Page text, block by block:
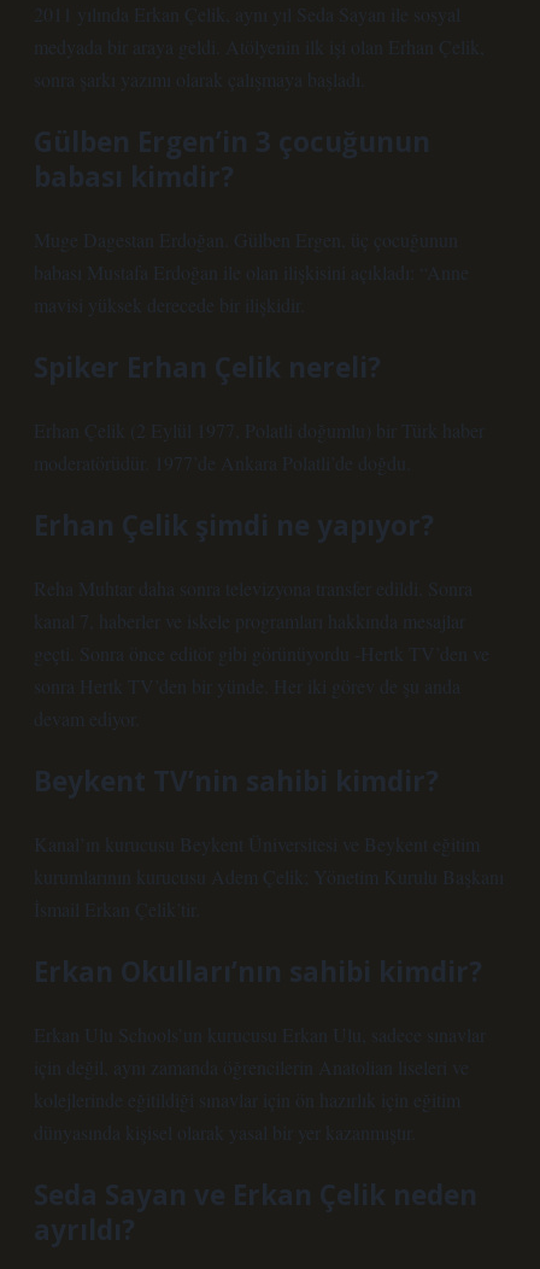
2011 yılında Erkan Çelik, aynı yıl Seda Sayan ile sosyal
medyada bir araya geldi. Atölyenin ilk işi olan Erhan Çelik,
sonra şarkı yazımı olarak çalışmaya başladı.
Gülben Ergen’in 3 çocuğunun
babası kimdir?
Muge Dagestan Erdoğan. Gülben Ergen, üç çocuğunun
babası Mustafa Erdoğan ile olan ilişkisini açıkladı: “Anne
mavisi yüksek derecede bir ilişkidir.
Spiker Erhan Çelik nereli?
Erhan Çelik (2 Eylül 1977, Polatli doğumlu) bir Türk haber
moderatörüdür. 1977’de Ankara Polatli’de doğdu.
Erhan Çelik şimdi ne yapıyor?
Reha Muhtar daha sonra televizyona transfer edildi. Sonra
kanal 7, haberler ve iskele programları hakkında mesajlar
geçti. Sonra önce editör gibi görünüyordu -Hertk TV’den ve
sonra Hertk TV’den bir yünde. Her iki görev de şu anda
devam ediyor.
Beykent TV’nin sahibi kimdir?
Kanal’ın kurucusu Beykent Üniversitesi ve Beykent eğitim
kurumlarının kurucusu Adem Çelik; Yönetim Kurulu Başkanı
İsmail Erkan Çelik’tir.
Erkan Okulları’nın sahibi kimdir?
Erkan Ulu Schools’un kurucusu Erkan Ulu, sadece sınavlar
için değil, aynı zamanda öğrencilerin Anatolian liseleri ve
kolejlerinde eğitildiği sınavlar için ön hazırlık için eğitim
dünyasında kişisel olarak yasal bir yer kazanmıştır.
Seda Sayan ve Erkan Çelik neden
ayrıldı?